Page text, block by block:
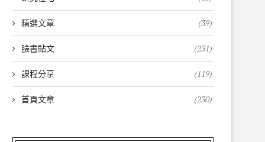
精選文章 (39)
臉書貼文 (231)
課程分享 (119)
首頁文章 (230)